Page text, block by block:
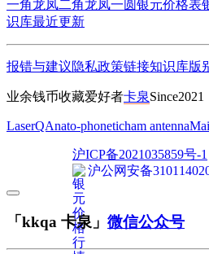
一角龙凤二角龙凤一圆银元价格表
识库最近更新
报错与建议隐私政策链接知识库版
业余钱币收藏爱好者卡泉Since2021
LaserQAnato-phoneticham antenna
沪ICP备2021035859号-1
沪公网安备
「kkqa 卡泉」 微信公众号